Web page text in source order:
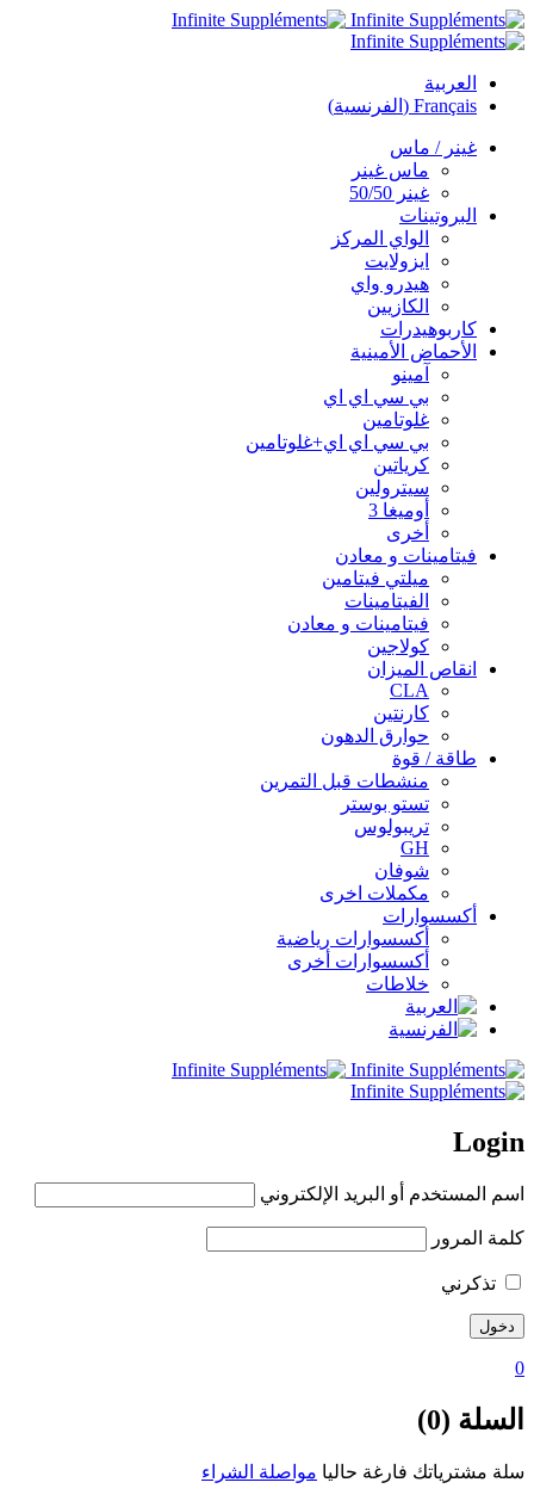
العربية
Français
( الفرنسية)
غينر / ماس
ماس غينر
غينر 50/50
البروتينات
الواي المركز
ايزولايت
هيدرو واي
الكازيين
كاربوهيدرات
الأحماض الأمينية
آمينو
بي سي اي اي
غلوتامين
بي سي اي اي+غلوتامين
كرياتين
سيترولين
أوميغا 3
أخرى
فيتامينات و معادن
ميلتي فيتامين
الفيتامينات
فيتامينات و معادن
كولاجين
انقاص الميزان
CLA
كارنتين
حوارق الدهون
طاقة / قوة
منشطات قبل التمرين
تستو بوستر
تريبولوس
GH
شوفان
مكملات اخرى
أكسسوارات
أكسسوارات رياضية
أكسسوارات أخرى
خلاطات
Login
اسم المستخدم أو البريد الإلكتروني
كلمة المرور
تذكرني
0
السلة (0)
سلة مشترياتك فارغة حاليا مواصلة الشراء